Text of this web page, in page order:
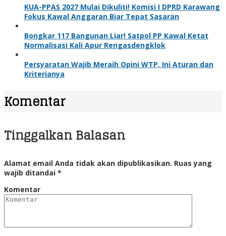
KUA-PPAS 2027 Mulai Dikuliti! Komisi I DPRD Karawang
Fokus Kawal Anggaran Biar Tepat Sasaran
Bongkar 117 Bangunan Liar! Satpol PP Kawal Ketat
Normalisasi Kali Apur Rengasdengklok
Persyaratan Wajib Meraih Opini WTP, Ini Aturan dan
Kriterianya
Komentar
Tinggalkan Balasan
Alamat email Anda tidak akan dipublikasikan. Ruas yang
wajib ditandai *
Komentar